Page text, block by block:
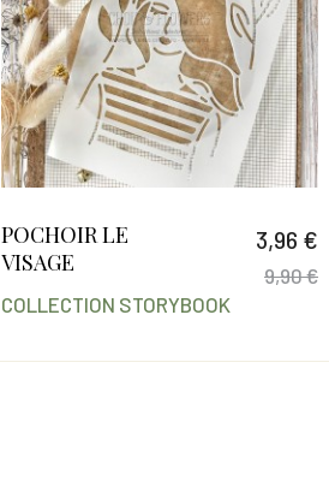
POCHOIR LE
VISAGE
3,96 €
9,90 €
COLLECTION STORYBOOK